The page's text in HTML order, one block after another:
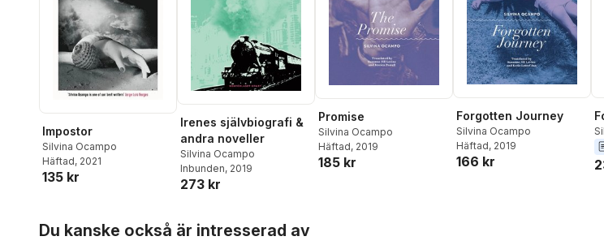
Impostor
Silvina Ocampo
Häftad, 2021
135 kr
Irenes självbiografi &
andra noveller
Silvina Ocampo
Inbunden, 2019
273 kr
Promise
Silvina Ocampo
Häftad, 2019
185 kr
Forgotten Journey
Silvina Ocampo
Häftad, 2019
166 kr
Du kanske också är intresserad av